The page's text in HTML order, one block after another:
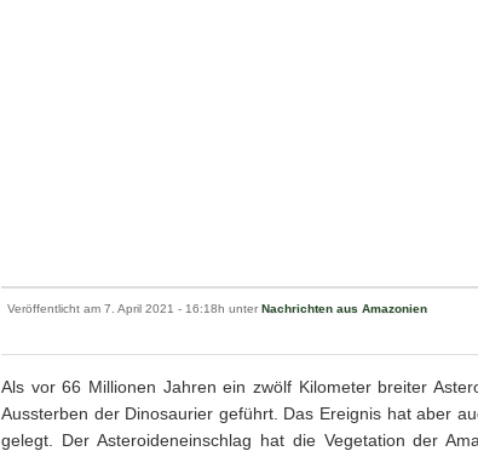
Veröffentlicht am 7. April 2021 - 16:18h unter Nachrichten aus Amazonien
Als vor 66 Millionen Jahren ein zwölf Kilometer breiter
Aussterben der Dinosaurier geführt. Das Ereignis hat aber
gelegt. Der Asteroideneinschlag hat die Vegetation der